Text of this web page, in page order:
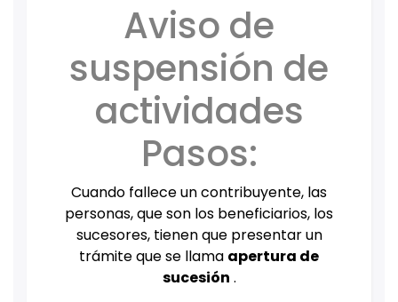
Aviso de
suspensión de
actividades
Pasos:
Cuando fallece un contribuyente, las
personas, que son los beneficiarios, los
sucesores, tienen que presentar un
trámite que se llama apertura de
sucesión .